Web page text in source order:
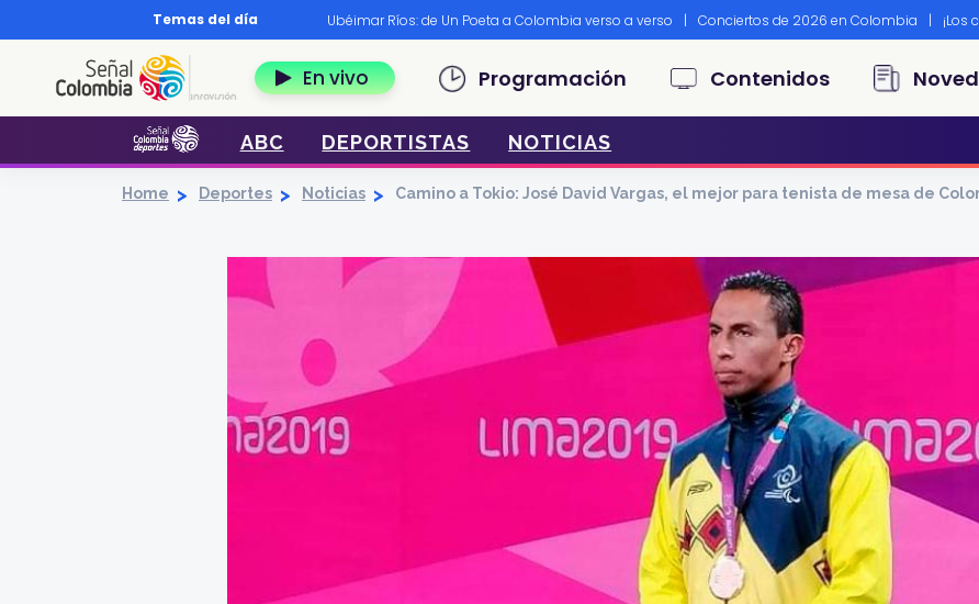
Pasar al contenido principal
Temas del día
Diccionario nariñense | Murió Leo Dan Ubéimar Ríos: de Un Poeta a Colombia verso a verso | Conciertos de 2026 en Colombia |
En vivo Navegación principalProgramación Contenidos
ABC DEPORTISTAS NOTICIAS
Home Deportes Noticias Camino a Tokio: José David Vargas, el mejor para tenista de mesa de